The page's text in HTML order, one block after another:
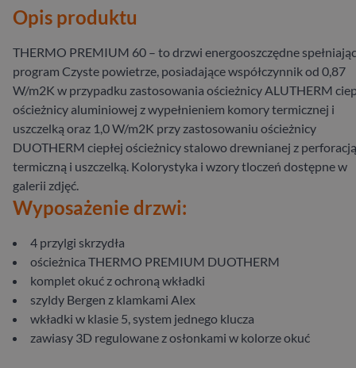
Opis produktu
THERMO PREMIUM 60 – to drzwi energooszczędne
program Czyste powietrze, posiadające współczynnik od 0,87
W/m2K w przypadku zastosowania ościeżnicy ALUTHERM
ościeżnicy aluminiowej z wypełnieniem komory termicznej i
uszczelką oraz 1,0 W/m2K przy zastosowaniu ościeżnicy
DUOTHERM ciepłej ościeżnicy stalowo drewnianej z perforacją
termiczną i uszczelką. Kolorystyka i wzory tloczeń dostępne w
galerii zdjęć.
Wyposażenie drzwi:
4 przylgi skrzydła
ościeżnica THERMO PREMIUM DUOTHERM
komplet okuć z ochroną wkładki
szyldy Bergen z klamkami Alex
wkładki w klasie 5, system jednego klucza
zawiasy 3D regulowane z osłonkami w kolorze okuć